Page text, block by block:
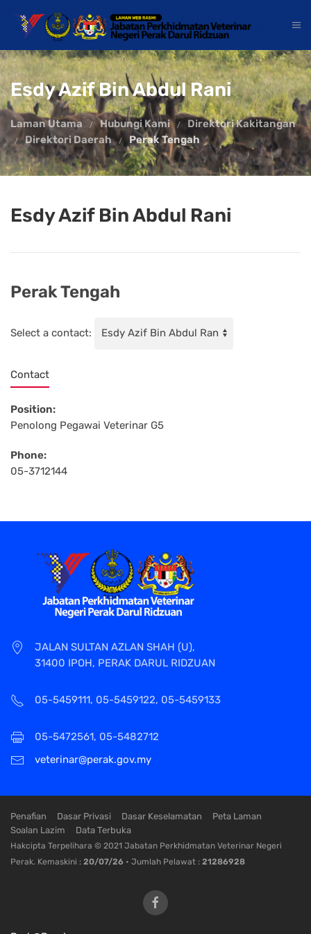
Esdy Azif Bin Abdul Rani
Laman Utama Hubungi Kami
Direktori Kakitangan
Direktori Daerah
Perak Tengah
Esdy Azif Bin Abdul Rani
Perak Tengah
Select a contact:
Contact
Position:
Penolong Pegawai Veterinar G5
Phone:
05-3712144
JALAN SULTAN AZLAN SHAH (U),
31400 IPOH, PERAK DARUL RIDZUAN
05-5459111, 05-5459122, 05-5459133
05-5472561, 05-5482712
veterinar@perak.gov.my
Penafian Dasar Privasi Dasar Keselamatan
Peta Laman
Soalan Lazim
Data Terbuka
Hakcipta Terpelihara © 2021 Jabatan Perkhidmatan Veterinar Negeri
Perak. Kemaskini : 20/07/26 • Jumlah Pelawat : 21286928